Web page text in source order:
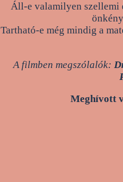
Áll-e valamilyen szellemi
Tartható-e még mindig a
A filmben megszólalók:
Meghívott